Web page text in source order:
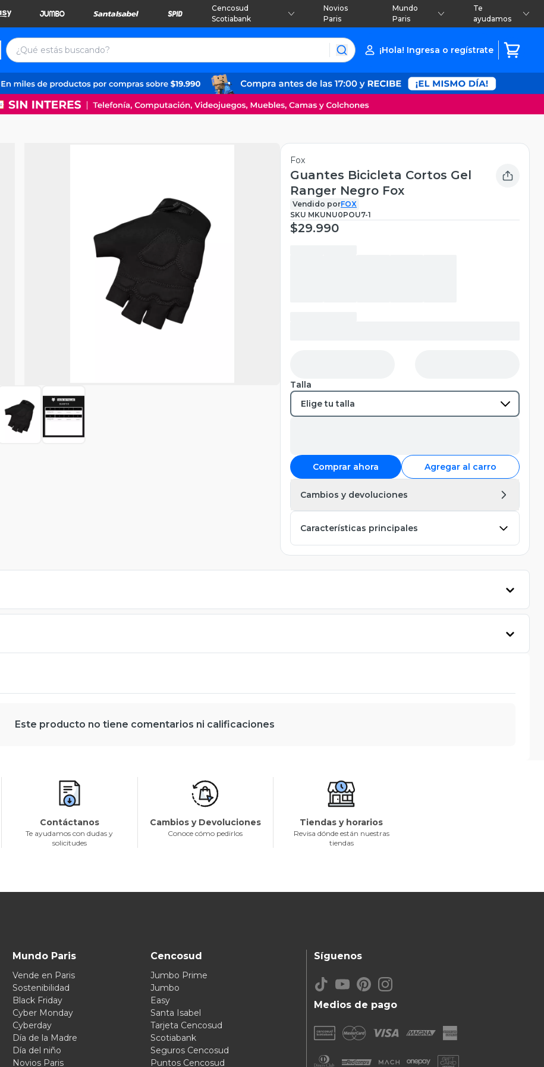
Cencosud
Scotiabank
Novios
Paris
Mundo
Paris
Te
ayudamos
¡Hola! Ingresa o regístrate
Fox
Guantes Bicicleta Cortos Gel
Ranger Negro Fox
Vendido porFOX
SKU MKUNU0POU7-1
$29.990
Talla
Comprar ahora Agregar al carro
Cambios y devoluciones
Características principales
Este producto no tiene comentarios ni calificaciones
Contáctanos
Te ayudamos con dudas y
solicitudes
Cambios y Devoluciones
Conoce cómo pedirlos
Tiendas y horarios
Revisa dónde están nuestras
tiendas
Mundo Paris
Vende en Paris
Sostenibilidad
Black Friday
Cyber Monday
Cyberday
Día de la Madre
Día del niño
Novios Paris
Cencosud
Jumbo Prime
Jumbo
Easy
Santa Isabel
Tarjeta Cencosud
Scotiabank
Seguros Cencosud
Puntos Cencosud
Medios de pago
Síguenos